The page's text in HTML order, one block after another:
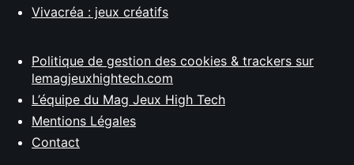
Vivacréa : jeux créatifs
Politique de gestion des cookies & trackers sur
lemagjeuxhightech.com
L’équipe du Mag Jeux High Tech
Mentions Légales
Contact